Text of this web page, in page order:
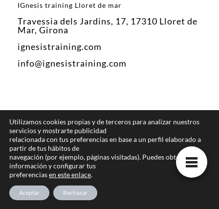
IGnesis training Lloret de mar
Travessia dels Jardins, 17, 17310 Lloret de
Mar, Girona
ignesistraining.com
info@ignesistraining.com
Blog
Cardio
Cintas de correr
Comer sano
Culturismo y Fitness
Deportes
Utilizamos cookies propias y de terceros para analizar nuestros
servicios y mostrarte publicidad
relacionada con tus preferencias en base a un perfil elaborado a
partir de tus hábitos de
navegación (por ejemplo, páginas visitadas). Puedes obtener más
información y configurar tus
preferenciasen este enlace.
Aceptar Rechazar